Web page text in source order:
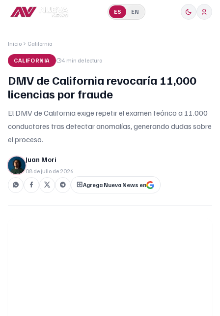
ES EN
Inicio California
CALIFORNIA 4 min de lectura
DMV de California revocaría 11,000
licencias por fraude
El DMV de California exige repetir el examen teórico a 11.000
conductores tras detectar anomalías, generando dudas sobre
el proceso.
Juan Mori
08 de julio de 2026
Agrega Nueva News en